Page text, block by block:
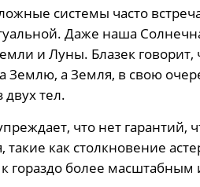
системы часто
Даже наша
и Луны. Блазек
Землю, а Земля, в свою
тел.
что нет гарантий,
как столкновение
гораздо более